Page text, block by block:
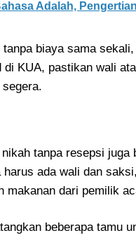
Adalah,
biaya sama
KUA, pastikan wali
tanpa resepsi juga
ada wali dan
makanan dari pemilik
beberapa tamu